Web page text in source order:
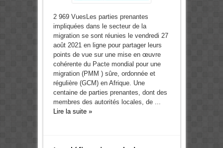
2 969 VuesLes parties prenantes
impliquées dans le secteur de la
migration se sont réunies le vendredi 27
août 2021 en ligne pour partager leurs
points de vue sur une mise en œuvre
cohérente du Pacte mondial pour une
migration (PMM ) sûre, ordonnée et
régulière (GCM) en Afrique. Une
centaine de parties prenantes, dont des
membres des autorités locales, de ...
Lire la suite »